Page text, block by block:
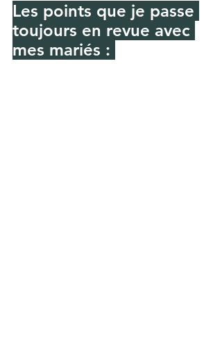
Les points que je passe
toujours en revue avec
mes mariés :